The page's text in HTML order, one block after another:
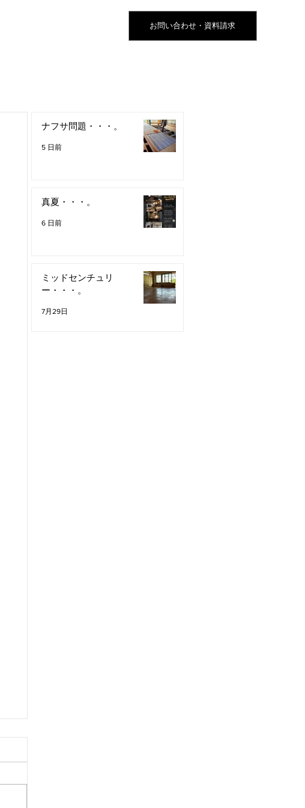
お問い合わせ・資料請求
ナフサ問題・・・。
5 日前
真夏・・・。
6 日前
ミッドセンチュリ
ー・・・。
7月29日